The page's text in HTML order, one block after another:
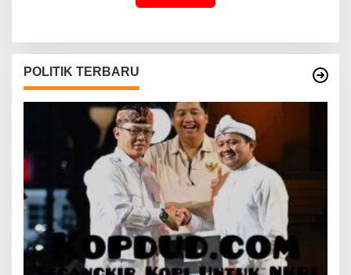
POLITIK TERBARU